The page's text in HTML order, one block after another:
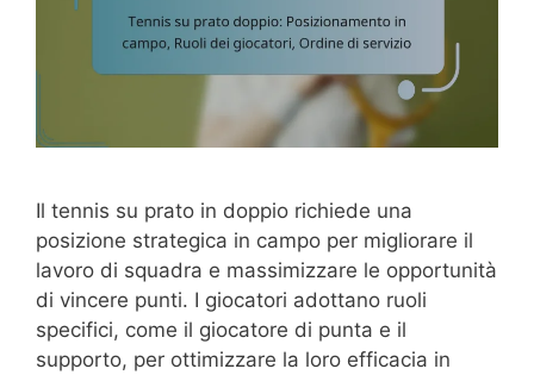
Il tennis su prato in doppio richiede una
posizione strategica in campo per migliorare il
lavoro di squadra e massimizzare le opportunità
di vincere punti. I giocatori adottano ruoli
specifici, come il giocatore di punta e il
supporto, per ottimizzare la loro efficacia in